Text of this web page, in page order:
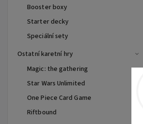
Booster boxy
Starter decky
Speciální sety
Ostatní karetní hry
Magic: the gathering
Star Wars Unlimited
One Piece Card Game
Riftbound